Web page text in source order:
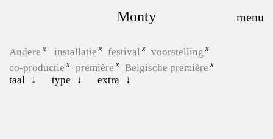
Monty
Andere installatie festival
voorstelling
co-productie
première
Belgische première
taal
type extra